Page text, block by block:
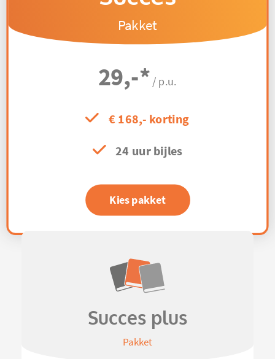
Pakket
29,-* / p.u.
€ 168,- korting
24 uur bijles
Kies pakket
Succes plus
Pakket